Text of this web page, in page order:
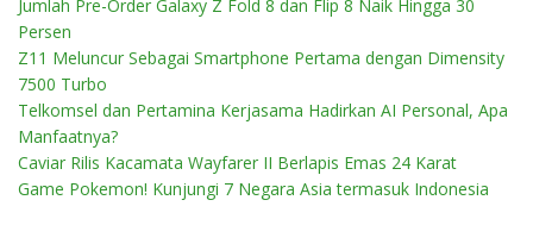
Jumlah Pre-Order Galaxy Z Fold 8 dan Flip 8 Naik Hingga 30
Persen
Z11 Meluncur Sebagai Smartphone Pertama dengan Dimensity
7500 Turbo
Telkomsel dan Pertamina Kerjasama Hadirkan AI Personal, Apa
Manfaatnya?
Caviar Rilis Kacamata Wayfarer II Berlapis Emas 24 Karat
Game Pokemon! Kunjungi 7 Negara Asia termasuk Indonesia